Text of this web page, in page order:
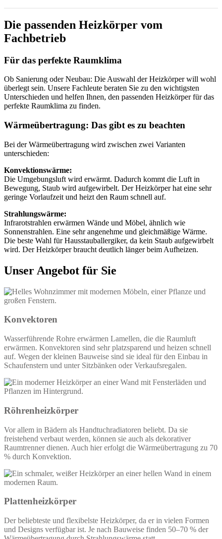
Die passenden Heizkörper vom
Fachbetrieb
Für das perfekte Raumklima
Ob Sanierung oder Neubau: Die Auswahl der Heizkörper will wohl
überlegt sein. Unsere Fachleute beraten Sie zu den wichtigsten
Unterschieden und helfen Ihnen, den passenden Heizkörper für das
perfekte Raumklima zu finden.
Wärmeübertragung: Das gibt es zu beachten
Bei der Wärmeübertragung wird zwischen zwei Varianten
unterschieden:
Konvektionswärme:
Die Umgebungsluft wird erwärmt. Dadurch kommt die Luft in
Bewegung, Staub wird aufgewirbelt. Der Heizkörper hat eine sehr
geringe Vorlaufzeit und heizt den Raum schnell auf.
Strahlungswärme:
Infrarotstrahlen erwärmen Wände und Möbel, ähnlich wie
Sonnenstrahlen. Eine sehr angenehme und gleichmäßige Wärme.
Die beste Wahl für Hausstauballergiker, da kein Staub aufgewirbelt
wird. Der Heizkörper braucht deutlich länger beim Aufheizen.
Unser Angebot für Sie
Konvektoren
Wasserführende Rohre erwärmen Lamellen, die die Raumluft
erwärmen. Konvektoren sind sehr platzsparend und heizen schnell
auf. Wegen der kleinen Bauweise sind sie ideal für den Einbau in
Schaufenstern und unter Sitzbänken oder Verkaufsregalen.
Röhrenheizkörper
Vor allem in Bädern als Handtuchradiatoren beliebt. Da sie
freistehend verbaut werden, können sie auch als dekorativer
Raumtrenner dienen. Auch hier erfolgt die Wärmeübertragung zu 70
% durch Konvektion.
Plattenheizkörper
Der beliebteste und flexibelste Heizkörper, da er in vielen Formen
und Designs verfügbar ist. Je nach Bauweise finden 50–70 % der